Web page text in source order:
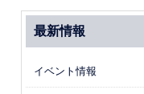
最新情報
イベント情報